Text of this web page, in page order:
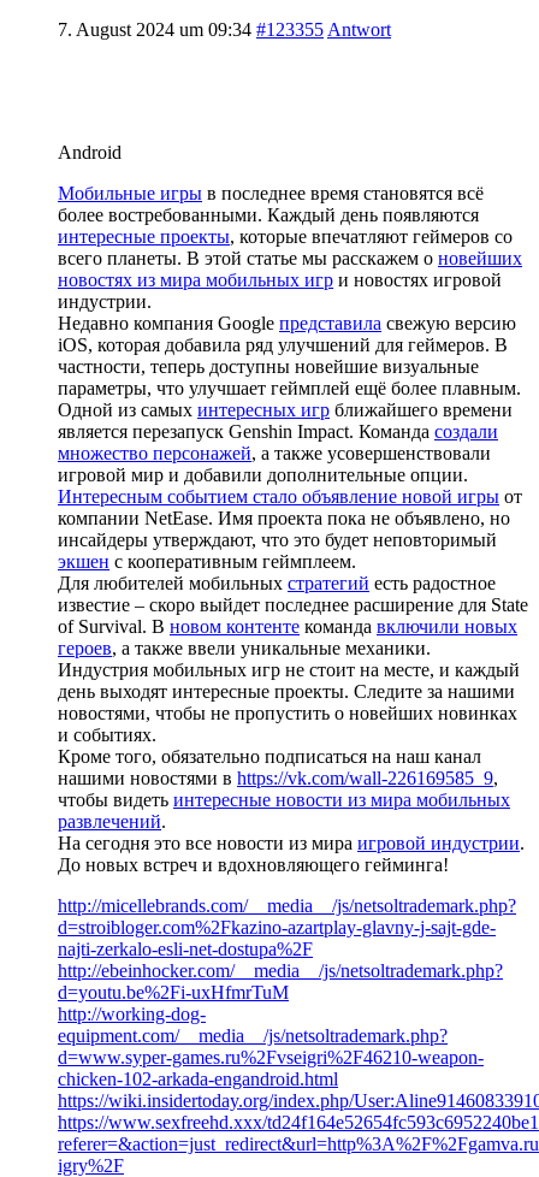
7. August 2024 um 09:34 #123355 Antwort
Android
Мобильные игры в последнее время становятся всё
более востребованными. Каждый день появляются
интересные проекты, которые впечатляют геймеров со
всего планеты. В этой статье мы расскажем о новейших
новостях из мира мобильных игр и новостях игровой
индустрии.
Недавно компания Google представила свежую версию
iOS, которая добавила ряд улучшений для геймеров. В
частности, теперь доступны новейшие визуальные
параметры, что улучшает геймплей ещё более плавным.
Одной из самых интересных игр ближайшего времени
является перезапуск Genshin Impact. Команда создали
множество персонажей, а также усовершенствовали
игровой мир и добавили дополнительные опции.
Интересным событием стало объявление новой игры от
компании NetEase. Имя проекта пока не объявлено, но
инсайдеры утверждают, что это будет неповторимый
экшен с кооперативным геймплеем.
Для любителей мобильных стратегий есть радостное
известие – скоро выйдет последнее расширение для State
of Survival. В новом контенте команда включили новых
героев, а также ввели уникальные механики.
Индустрия мобильных игр не стоит на месте, и каждый
день выходят интересные проекты. Следите за нашими
новостями, чтобы не пропустить о новейших новинках
и событиях.
Кроме того, обязательно подписаться на наш канал
нашими новостями в https://vk.com/wall-226169585_9,
чтобы видеть интересные новости из мира мобильных
развлечений.
На сегодня это все новости из мира игровой индустрии.
До новых встреч и вдохновляющего гейминга!
http://micellebrands.com/__media__/js/netsoltrademark.php?
d=stroibloger.com%2Fkazino-azartplay-glavny-j-sajt-gde-
najti-zerkalo-esli-net-dostupa%2F
http://ebeinhocker.com/__media__/js/netsoltrademark.php?
d=youtu.be%2Fi-uxHfmrTuM
http://working-dog-
equipment.com/__media__/js/netsoltrademark.php?
d=www.syper-games.ru%2Fvseigri%2F46210-weapon-
chicken-102-arkada-engandroid.html
https://wiki.insidertoday.org/index.php/
https://www.sexfreehd.xxx/
igry%2F